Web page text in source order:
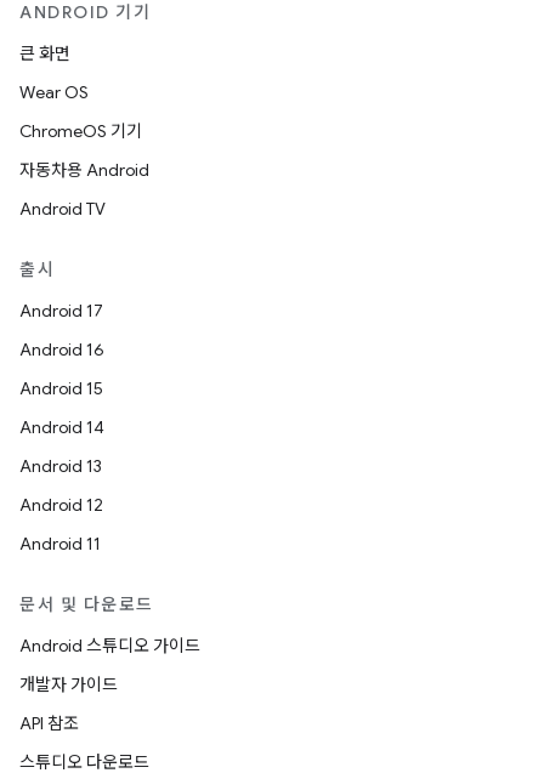
ANDROID 기기
큰 화면
Wear OS
ChromeOS 기기
자동차용 Android
Android TV
출시
Android 17
Android 16
Android 15
Android 14
Android 13
Android 12
Android 11
문서 및 다운로드
Android 스튜디오 가이드
개발자 가이드
API 참조
스튜디오 다운로드